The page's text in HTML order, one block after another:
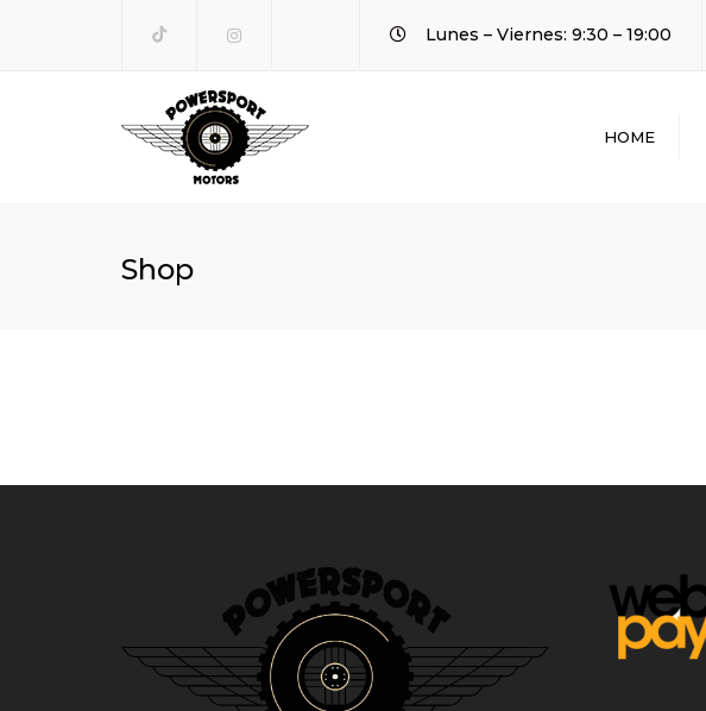
INSTAGRAM Lunes – Viernes: 9:30 – 19:00
HOME
Shop